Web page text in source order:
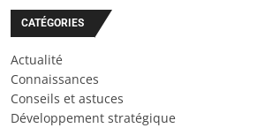
CATÉGORIES
Actualité
Connaissances
Conseils et astuces
Développement stratégique